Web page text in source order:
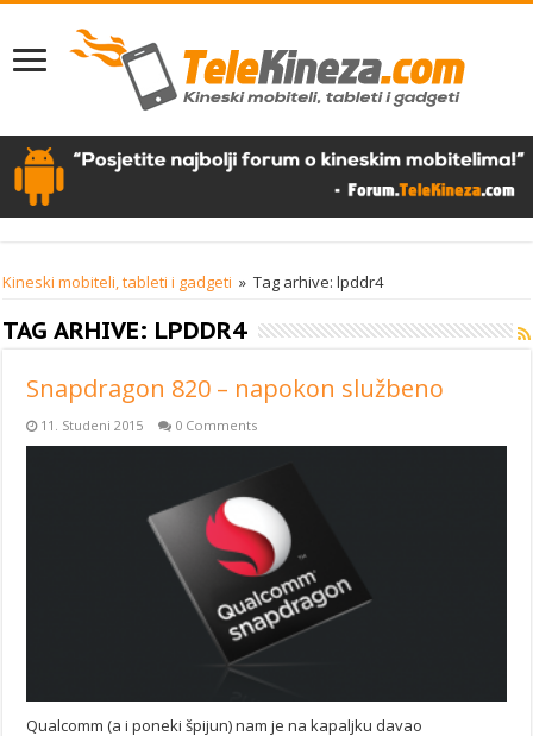
Kineski mobiteli, tableti i gadgeti » Tag arhive: lpddr4
TAG ARHIVE: LPDDR4
Snapdragon 820 – napokon službeno
11. Studeni 2015 0 Comments
Qualcomm (a i poneki špijun) nam je na kapaljku davao